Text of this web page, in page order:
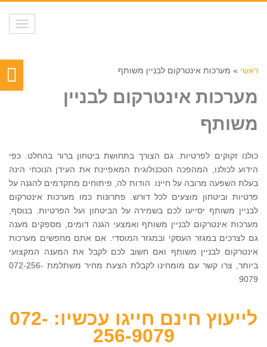
ראשי » מערכות אינטרקום לבניין משותף
מערכות אינטרקום לבניין
משותף
כולנו זקוקים לפרטיות. גם הצורך בתחושת ביטחון ברור בהחלט. כפי
הידוע לכולנו, המהפכה הטכנולוגית המאפיינת את העידן הנוכחי הינה
בעלת השפעה מרובה על חיינו. הודות לה, פיתוחים מתקדמים להגנה על
פרטיות וביטחון מוצעים לכל דורש. פתרונות כמו מערכות אינטרקום
לבניין משותף יסייעו לכם בשמירה על הביטחון ועל הפרטיות. בנוסף,
מערכות אינטרקום לבניין משותף ואמצעי הגנה דומים, מספקים מענה
גם לצרכים במגזר העסקי ובמגזר המוסדי. אם אתם מחפשים מערכות
אינטרקום לבניין משותף ואם חשוב לכם לקבל את המענה המקצועי
ביותר, צרו קשר עם מומחינו לקבלת הצעת מחיר משתלמת 072-256-
9079
לייעוץ חינם חייגו עכשיו: 072-
256-9079